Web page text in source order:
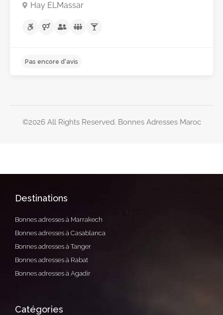
Hay ELMassar
©2026 All Rights Reserved. Bonnes Adresses Maroc
Destinations
Bonnes adresses à Marrakech
Bonnes adresses à Casablanca
Bonnes adresses à Tanger
Bonnes adresses à Rabat
Bonnes adresses à Agadir
Catégories